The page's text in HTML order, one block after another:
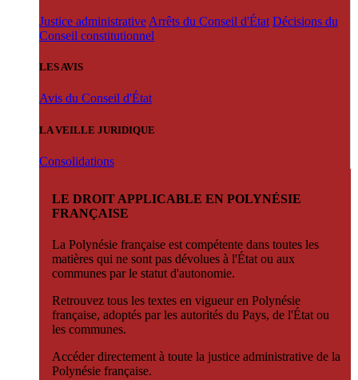
Justice administrative Arrêts du Conseil d'État Décisions du
Conseil constitutionnel
LES AVIS
Avis du Conseil d'État
LA VEILLE JURIDIQUE
Consolidations
LE DROIT APPLICABLE EN POLYNÉSIE
FRANÇAISE
La Polynésie française est compétente dans toutes les
matières qui ne sont pas dévolues à l'État ou aux
communes par le statut d'autonomie.
Retrouvez tous les textes en vigueur en Polynésie
française, adoptés par les autorités du Pays, de l'État ou
les communes.
Accéder directement à toute la justice administrative de la
Polynésie française.